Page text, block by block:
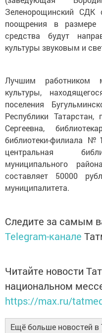
Зеленорощинский СДК
поощрения в
средства будут
культуры звуковым и
Лучшим работником
культуры,
поселения
Республики
Сергеевна,
библиотеки-филиала
центральная
муниципального
составляет 50000
муниципалитета.
Следите за самым
Telegram-канале
Читайте новости
национальном
https://max.ru/
Ещё больше новостей в